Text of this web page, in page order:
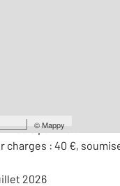
©Mappy
: 796 € par mois
charges : 40 €,
2026